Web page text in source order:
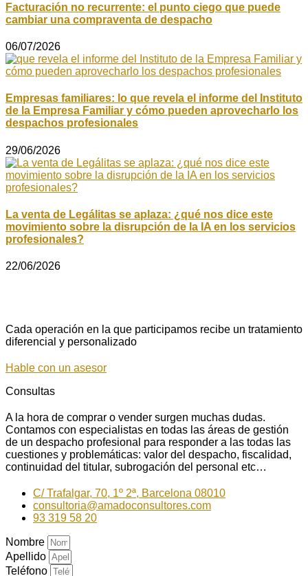
Facturación no recurrente: el punto ciego que puede
cambiar una compraventa de despacho
06/07/2026
Empresas familiares: lo que revela el informe del Instituto
de la Empresa Familiar y cómo pueden aprovecharlo los
despachos profesionales
29/06/2026
La venta de Legálitas se aplaza: ¿qué nos dice este
movimiento sobre la disrupción de la IA en los servicios
profesionales?
22/06/2026
Cada operación en la que participamos recibe un tratamiento
diferencial y personalizado
Hable con un asesor
Consultas
A la hora de comprar o vender surgen muchas dudas.
Contamos con especialistas en todas las áreas de gestión
de un despacho profesional para responder a las todas las
cuestiones y problemáticas: valor del despacho, fiscalidad,
continuidad del titular, subrogación del personal etc…
C/ Trafalgar, 70, 1º 2ª, Barcelona 08010
consultoria@amadoconsultores.com
93 319 58 20
Nombre
Apellido
Teléfono